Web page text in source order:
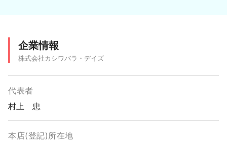
企業情報
株式会社カシワバラ・デイズ
代表者
村上 忠
本店(登記)所在地